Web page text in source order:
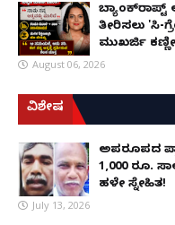
ಬ್ಯಾಂಕ್‌ರಾಪ್ಟ್‌
ತೀರಿಸಲು 'ಸಿ-
ಮುಖರ್ಜಿ
August 06, 2026
ವಿಶೇಷ
ಅಪರೂಪದ
1,000 ರೂ.
ಹಳೇ ಸ್ನೇಹಿತ!
July 13, 2026